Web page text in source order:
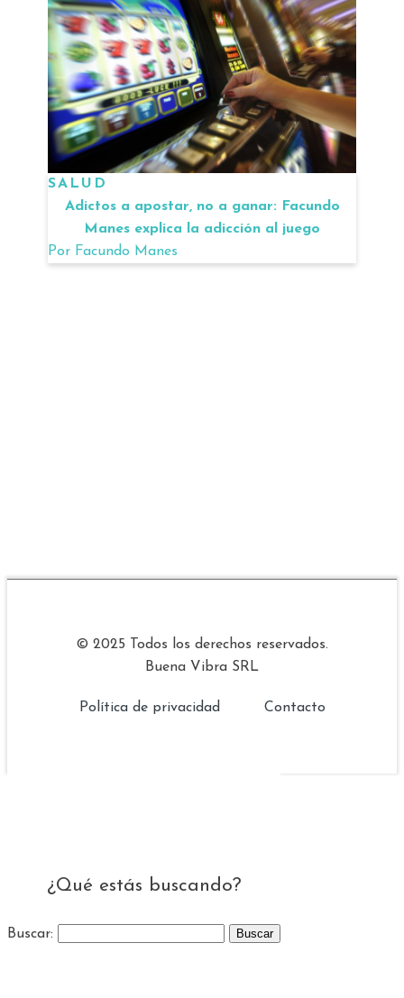
SALUD
Adictos a apostar, no a ganar: Facundo
Manes explica la adicción al juego
Por Facundo Manes
© 2025 Todos los derechos reservados.
Buena Vibra SRL
Política de privacidad Contacto
¿Qué estás buscando?
Buscar: